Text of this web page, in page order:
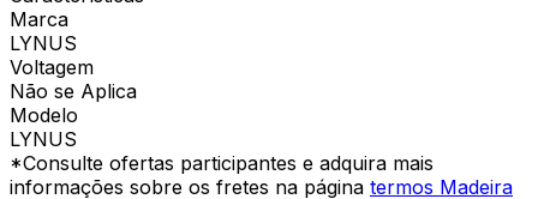
Marca
LYNUS
Voltagem
Não se Aplica
Modelo
LYNUS
*Consulte ofertas participantes e adquira mais
informações sobre os fretes na página termos Madeira